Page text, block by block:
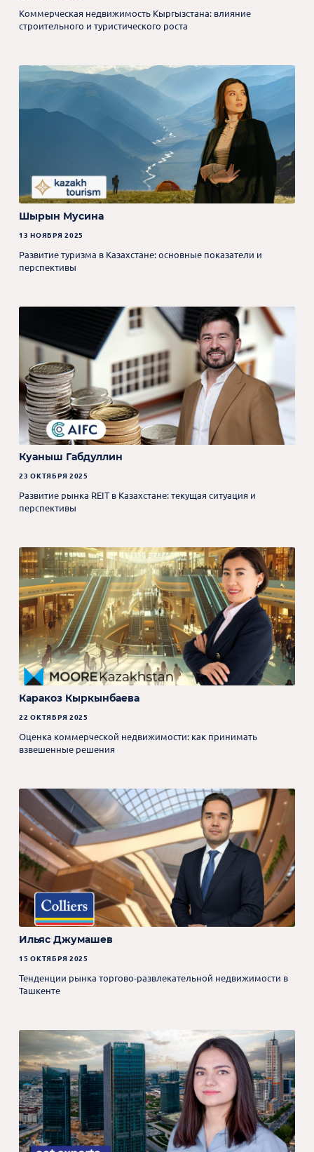
Коммерческая недвижимость Кыргызстана: влияние
строительного и туристического роста
Шырын Мусина
13 НОЯБРЯ 2025
Развитие туризма в Казахстане: основные показатели и
перспективы
Куаныш Габдуллин
23 ОКТЯБРЯ 2025
Развитие рынка REIT в Казахстане: текущая ситуация и
перспективы
Каракоз Кыркынбаева
22 ОКТЯБРЯ 2025
Оценка коммерческой недвижимости: как принимать
взвешенные решения
Ильяс Джумашев
15 ОКТЯБРЯ 2025
Тенденции рынка торгово-развлекательной недвижимости в
Ташкенте